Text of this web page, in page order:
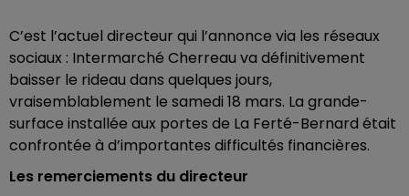
C’est l’actuel directeur qui l’annonce via les réseaux
sociaux : Intermarché Cherreau va définitivement
baisser le rideau dans quelques jours,
vraisemblablement le samedi 18 mars. La grande-
surface installée aux portes de La Ferté-Bernard était
confrontée à d’importantes difficultés financières.
Les remerciements du directeur